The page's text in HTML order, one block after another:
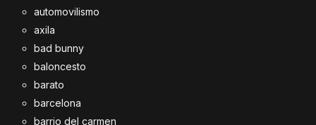
automovilismo
axila
bad bunny
baloncesto
barato
barcelona
barrio del carmen